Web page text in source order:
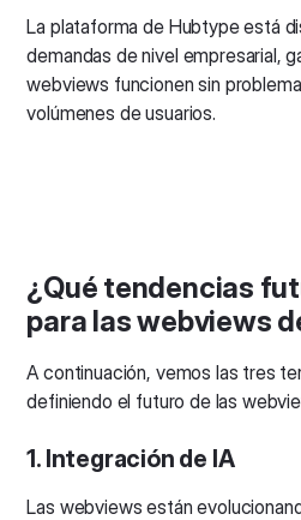
La plataforma de Hubtype está
demandas de nivel empresarial,
webviews funcionen sin
volúmenes de usuarios.
¿Qué tendencias
para las webviews
A continuación, vemos las tres
definiendo el futuro de las
1. Integración de IA
Las webviews están